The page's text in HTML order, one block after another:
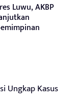
Luwu, AKBP
Ungkap Kasus